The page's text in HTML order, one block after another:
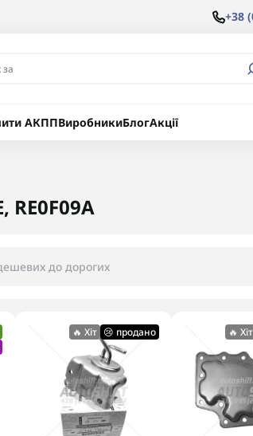
+38
АКППВиробникиБлогАкції
RE0F09A
🔥 Хіт 😢 продано 🔥 Хіт